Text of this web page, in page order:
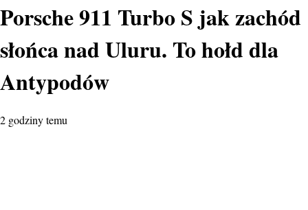
Porsche 911 Turbo S jak zachód
słońca nad Uluru. To hołd dla
Antypodów
2 godziny temu